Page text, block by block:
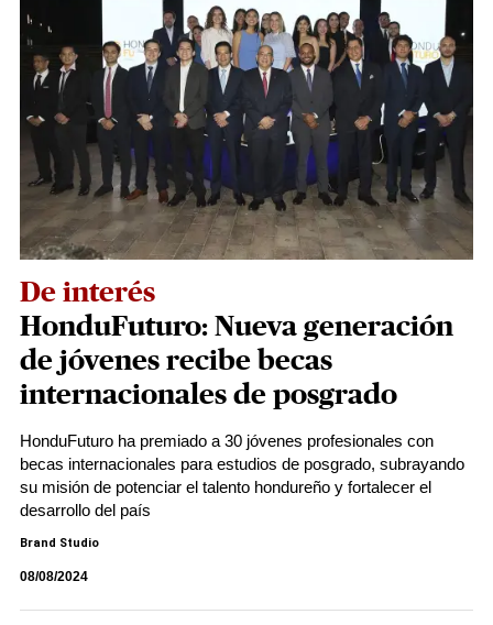
De interés
HonduFuturo: Nueva generación
de jóvenes recibe becas
internacionales de posgrado
HonduFuturo ha premiado a 30 jóvenes profesionales con
becas internacionales para estudios de posgrado, subrayando
su misión de potenciar el talento hondureño y fortalecer el
desarrollo del país
Brand Studio
08/08/2024